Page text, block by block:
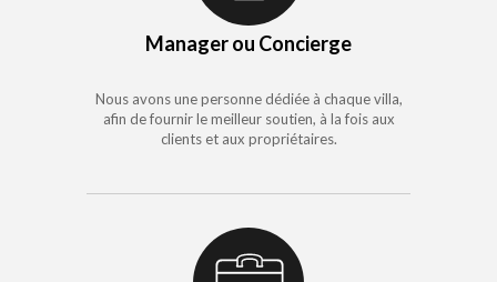
Manager ou Concierge
Nous avons une personne dédiée à chaque villa,
afin de fournir le meilleur soutien, à la fois aux
clients et aux propriétaires.